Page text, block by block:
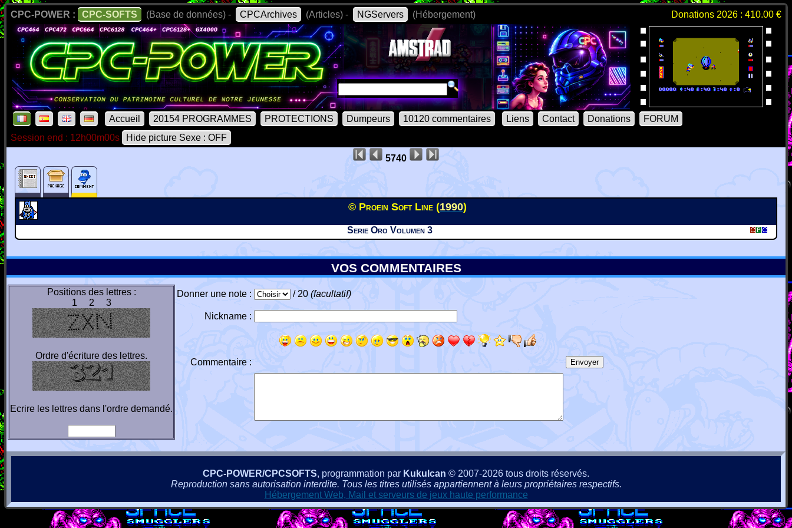
CPC-POWER : CPC-SOFTS (Base de données) - CPCArchives (Articles) - NGServers (Hébergement) Donations 2026 : 410.00 €
Accueil 20154 PROGRAMMES PROTECTIONS Dumpeurs 10120 commentaires Liens Contact Donations
FORUM
Session end : 12h00m00s
Hide picture Sexe : OFF
5740
© Proein Soft Line (1990)
Serie Oro Volumen 3
VOS COMMENTAIRES
Positions des lettres :
1 2 3
Ordre d'écriture des lettres.
Ecrire les lettres dans l'ordre demandé.
Donner une note : / 20 (facultatif)
Nickname :
Commentaire :
CPC-POWER/CPCSOFTS, programmation par Kukulcan © 2007-2026 tous droits réservés.
Reproduction sans autorisation interdite. Tous les titres utilisés appartiennent à leurs propriétaires respectifs.
Hébergement Web, Mail et serveurs de jeux haute performance